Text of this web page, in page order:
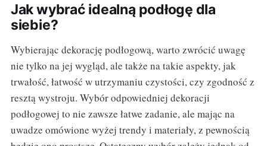
Jak wybrać idealną podłogę dla
siebie?
Wybierając dekorację podłogową, warto zwrócić uwagę
nie tylko na jej wygląd, ale także na takie aspekty, jak
trwałość, łatwość w utrzymaniu czystości, czy zgodność z
resztą wystroju. Wybór odpowiedniej dekoracji
podłogowej to nie zawsze łatwe zadanie, ale mając na
uwadze omówione wyżej trendy i materiały, z pewnością